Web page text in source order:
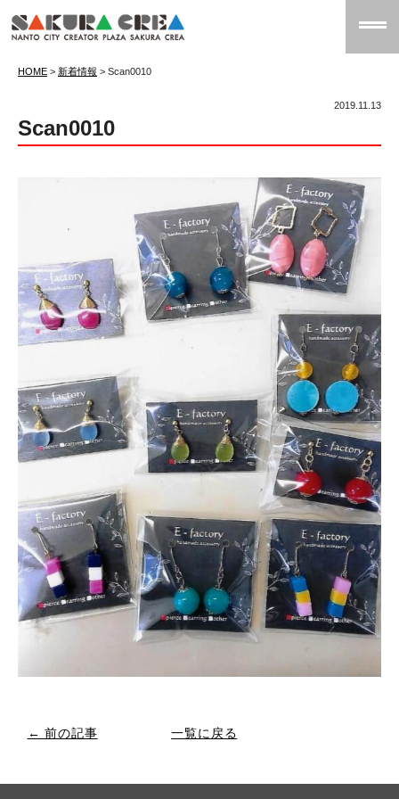
HOME > 新着情報 > Scan0010
2019.11.13
Scan0010
← 前の記事 一覧に戻る